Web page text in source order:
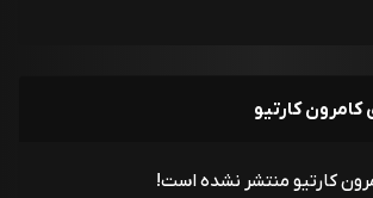
کارتیو
کارتیو منتشر نشده است!